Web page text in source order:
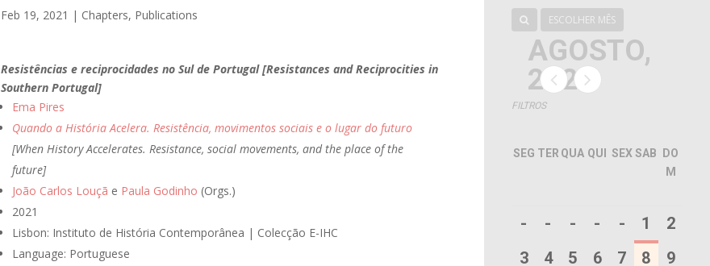
Feb 19, 2021 | Chapters, Publications
Resistências e reciprocidades no Sul de Portugal [Resistances and Reciprocities in
Southern Portugal]
Ema Pires
Quando a História Acelera. Resistência, movimentos sociais e o lugar do futuro
[When History Accelerates. Resistance, social movements, and the place of the
future]
João Carlos Louçã e Paula Godinho (Orgs.)
2021
Lisbon: Instituto de História Contemporânea | Colecção E-IHC
Language: Portuguese
ESCOLHER MÊS
AGOSTO,
2026
FILTROS
SEG TER QUA QUI SEX SAB DO
M
- - - - - 1
2
3
4 5 6 7 8
9